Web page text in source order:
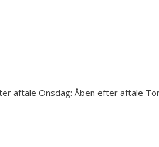
aftale Onsdag: Åben efter aftale